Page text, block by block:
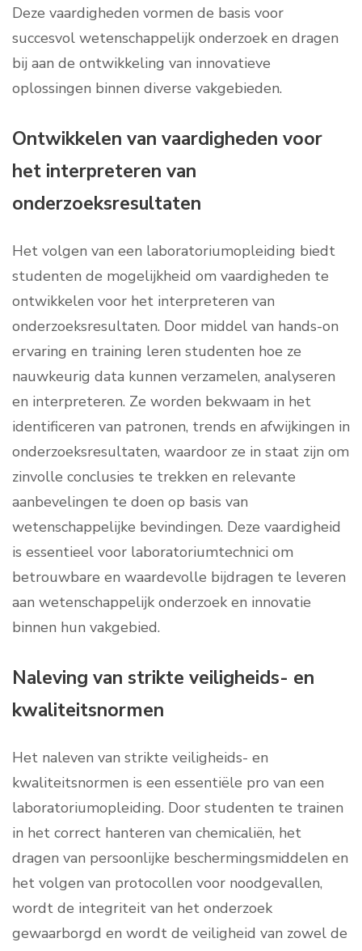
Deze vaardigheden vormen de basis voor
succesvol wetenschappelijk onderzoek en dragen
bij aan de ontwikkeling van innovatieve
oplossingen binnen diverse vakgebieden.
Ontwikkelen van vaardigheden voor
het interpreteren van
onderzoeksresultaten
Het volgen van een laboratoriumopleiding biedt
studenten de mogelijkheid om vaardigheden te
ontwikkelen voor het interpreteren van
onderzoeksresultaten. Door middel van hands-on
ervaring en training leren studenten hoe ze
nauwkeurig data kunnen verzamelen, analyseren
en interpreteren. Ze worden bekwaam in het
identificeren van patronen, trends en afwijkingen in
onderzoeksresultaten, waardoor ze in staat zijn om
zinvolle conclusies te trekken en relevante
aanbevelingen te doen op basis van
wetenschappelijke bevindingen. Deze vaardigheid
is essentieel voor laboratoriumtechnici om
betrouwbare en waardevolle bijdragen te leveren
aan wetenschappelijk onderzoek en innovatie
binnen hun vakgebied.
Naleving van strikte veiligheids- en
kwaliteitsnormen
Het naleven van strikte veiligheids- en
kwaliteitsnormen is een essentiële pro van een
laboratoriumopleiding. Door studenten te trainen
in het correct hanteren van chemicaliën, het
dragen van persoonlijke beschermingsmiddelen en
het volgen van protocollen voor noodgevallen,
wordt de integriteit van het onderzoek
gewaarborgd en wordt de veiligheid van zowel de